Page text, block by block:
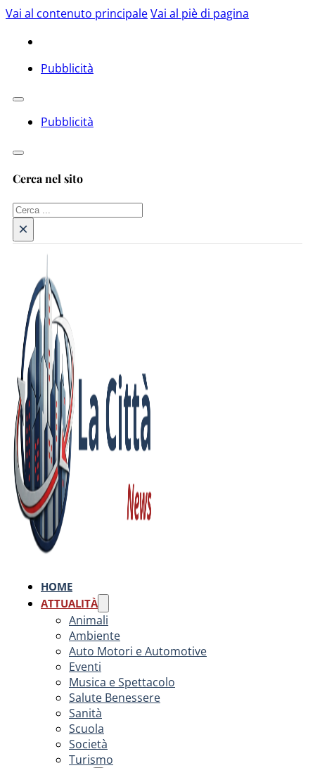
Vai al contenuto principaleVai al piè di pagina
Pubblicità
Pubblicità
Cerca nel sito
Cerca
×
HOME
ATTUALITÀ
Animali
Ambiente
Auto Motori e Automotive
Eventi
Musica e Spettacolo
Salute Benessere
Sanità
Scuola
Società
Turismo